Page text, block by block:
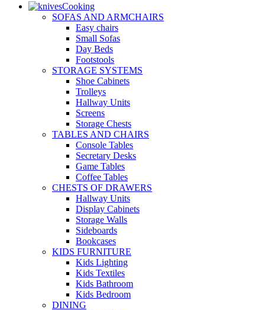
Cooking
SOFAS AND ARMCHAIRS
Easy chairs
Small Sofas
Day Beds
Footstools
STORAGE SYSTEMS
Shoe Cabinets
Trolleys
Hallway Units
Screens
Storage Chests
TABLES AND CHAIRS
Console Tables
Secretary Desks
Game Tables
Coffee Tables
CHESTS OF DRAWERS
Hallway Units
Display Cabinets
Storage Walls
Sideboards
Bookcases
KIDS FURNITURE
Kids Lighting
Kids Textiles
Kids Bathroom
Kids Bedroom
DINING